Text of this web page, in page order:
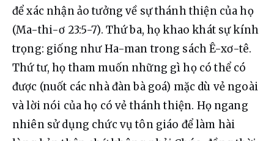
để xác nhận ảo tưởng về sự thánh thiện của họ
(Ma-thi-ơ 23:5-7). Thứ ba, họ khao khát sự kính
trọng: giống như Ha-man trong sách Ê-xơ-tê.
Thứ tư, họ tham muốn những gì họ có thể có
được (nuốt các nhà đàn bà goá) mặc dù vẻ ngoài
và lời nói của họ có vẻ thánh thiện. Họ ngang
nhiên sử dụng chức vụ tôn giáo để làm hài